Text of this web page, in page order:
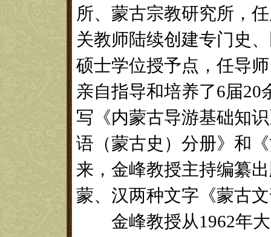
所、蒙古宗教研究所，
关教师陆续创建专门史
硕士学位授予点，任导
亲自指导和培养了6届20
写《内蒙古导游基础知
语（蒙古史）分册》和
来，金峰教授主持编纂
蒙、汉两种文字《蒙古
金峰教授从1962年大